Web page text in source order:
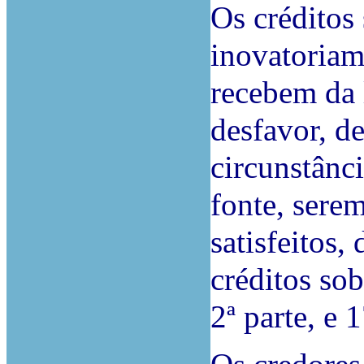
Os
recebem
desfavor,
fonte,
satisfeitos,
créditos
2ª parte, e